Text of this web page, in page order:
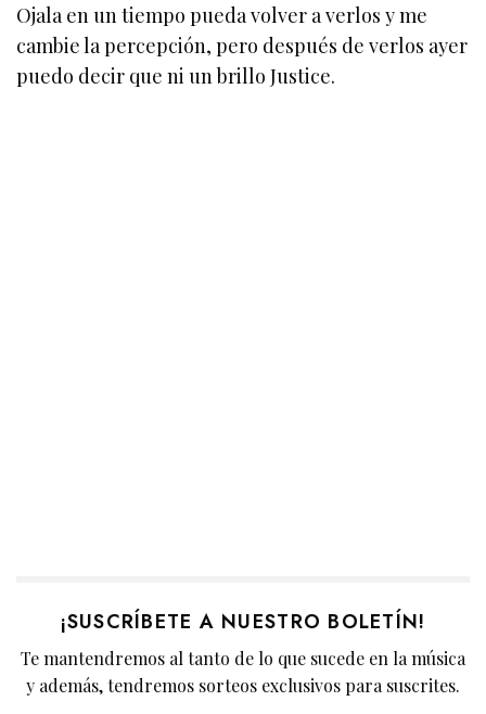
Ojala en un tiempo pueda volver a verlos y me
cambie la percepción, pero después de verlos ayer
puedo decir que ni un brillo Justice.
¡SUSCRÍBETE A NUESTRO BOLETÍN!
Te mantendremos al tanto de lo que sucede en la música
y además, tendremos sorteos exclusivos para suscrites.